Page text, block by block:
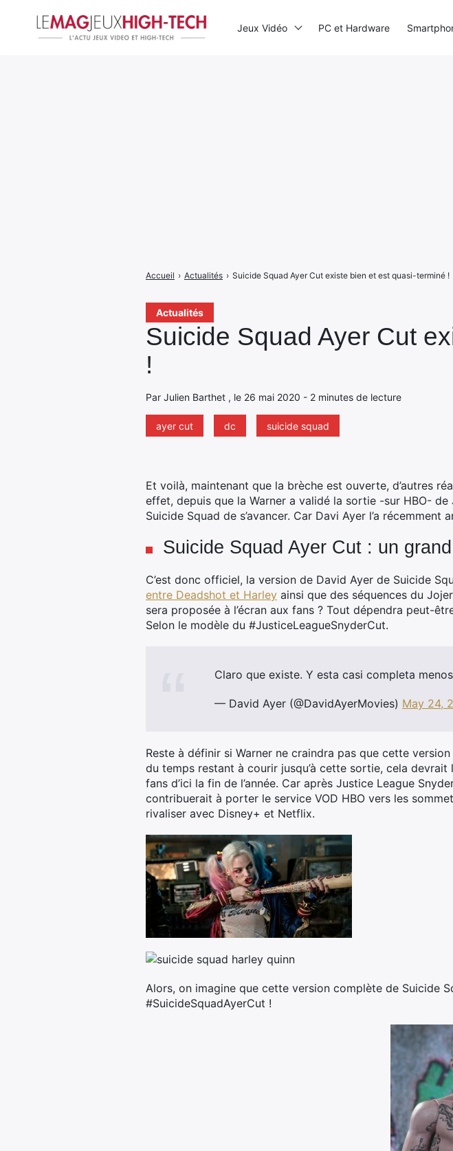
Actualités
Suicide Squad Ayer Cut
!
Par Julien Barthet , le 26 mai 2020 - 2 minutes de lecture
ayer cut dc suicide squad
Accueil › Actualités › Suicide Squad Ayer Cut existe bien et est quasi-terminé !
Et voilà, maintenant que la brèche est ouverte, d’autres
effet, depuis que la Warner a validé la sortie -sur HBO-
Suicide Squad de s’avancer. Car Davi Ayer l’a récemment
Suicide Squad Ayer Cut : un
C’est donc officiel, la version de David Ayer de Suicide
entre Deadshot et Harley ainsi que des séquences du
sera proposée à l’écran aux fans ? Tout dépendra peut-
Selon le modèle du #JusticeLeagueSnyderCut.
Claro que existe. Y esta casi completa
— David Ayer (@DavidAyerMovies) May 24,
Reste à définir si Warner ne craindra pas que cette
du temps restant à courir jusqu’à cette sortie, cela
fans d’ici la fin de l’année. Car après Justice League
contribuerait à porter le service VOD HBO vers les
rivaliser avec Disney+ et Netflix.
Alors, on imagine que cette version complète de Suicide
#SuicideSquadAyerCut !
Jeux Vidéo PC et Hardware